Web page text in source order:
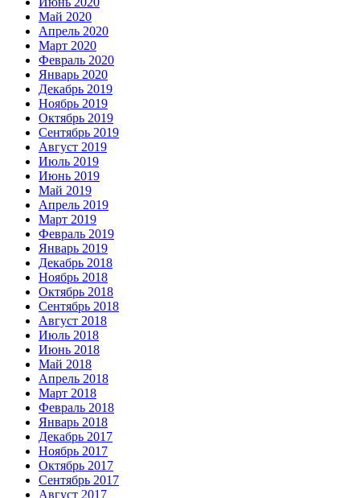
Май 2020
Апрель 2020
Март 2020
Февраль 2020
Январь 2020
Декабрь 2019
Ноябрь 2019
Октябрь 2019
Сентябрь 2019
Август 2019
Июль 2019
Июнь 2019
Май 2019
Апрель 2019
Март 2019
Февраль 2019
Январь 2019
Декабрь 2018
Ноябрь 2018
Октябрь 2018
Сентябрь 2018
Август 2018
Июль 2018
Июнь 2018
Май 2018
Апрель 2018
Март 2018
Февраль 2018
Январь 2018
Декабрь 2017
Ноябрь 2017
Октябрь 2017
Сентябрь 2017
Август 2017